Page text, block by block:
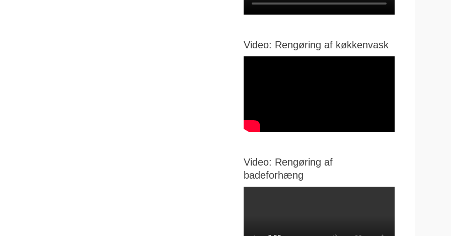
Video: Rengøring af køkkenvask
Video: Rengøring af
badeforhæng